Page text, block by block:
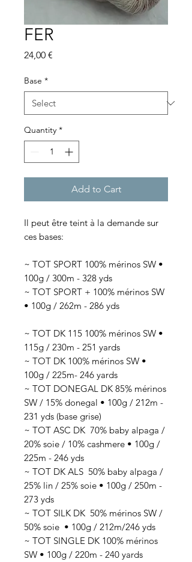
FER
24,00 €
Base *
Quantity *
Add to Cart
Il peut être teint à la demande sur
ces bases:
~ TOT SPORT 100% mérinos SW •
100g / 300m - 328 yds
~ TOT SPORT + 100% mérinos SW
• 100g / 262m - 286 yds
~ TOT DK 115 100% mérinos SW •
115g / 230m - 251 yards
~ TOT DK 100% mérinos SW •
100g / 225m- 246 yards
~ TOT DONEGAL DK 85% mérinos
SW / 15% donegal • 100g / 212m -
231 yds (base grise)
~ TOT ASC DK 70% baby alpaga /
20% soie / 10% cashmere • 100g /
225m - 246 yds
~ TOT DK ALS 50% baby alpaga /
25% lin / 25% soie • 100g / 250m -
273 yds
~ TOT SILK DK 50% mérinos SW /
50% soie • 100g / 212m/246 yds
~ TOT SINGLE DK 100% mérinos
SW • 100g / 220m - 240 yards